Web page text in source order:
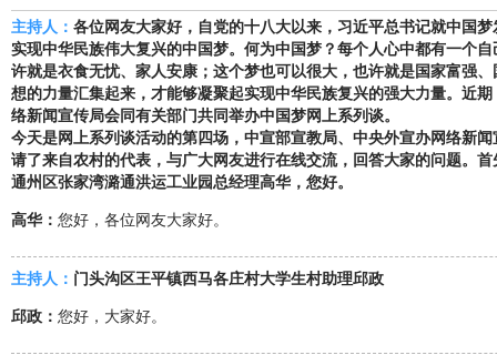
主持人： 各位网友大家好，自党的十八大以来，习近平总书记就中国
实现中华民族伟大复兴的中国梦。何为中国梦？每个人心中都有一个
许就是衣食无忧、家人安康；这个梦也可以很大，也许就是国家富强
想的力量汇集起来，才能够凝聚起实现中华民族复兴的强大力量。近
络新闻宣传局会同有关部门共同举办中国梦网上系列谈。
今天是网上系列谈活动的第四场，中宣部宣教局、中央外宣办网络新
请了来自农村的代表，与广大网友进行在线交流，回答大家的问题。
通州区张家湾潞通洪运工业园总经理高华，您好。
高华： 您好，各位网友大家好。
主持人： 门头沟区王平镇西马各庄村大学生村助理邱政
邱政： 您好，大家好。